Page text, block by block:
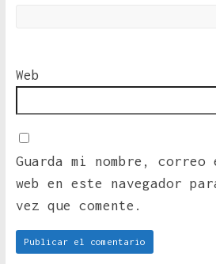
Web
Guarda mi nombre,
web en este navegador
vez que comente.